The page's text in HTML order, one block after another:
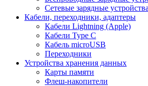
Сетевые зарядные устройства
Кабели, переходники, адаптеры
Кабели Lightning (Apple)
Кабели Type C
Кабель microUSB
Переходники
Устройства хранения данных
Карты памяти
Флеш-накопители